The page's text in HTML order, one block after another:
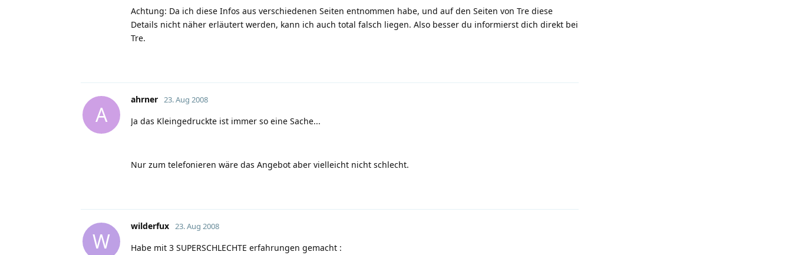
Achtung: Da ich diese Infos aus verschiedenen Seiten entnommen habe, und auf den Seiten von Tre diese
Details nicht näher erläutert werden, kann ich auch total falsch liegen. Also besser du informierst dich direkt bei
Tre.
A
ahrner 23. Aug 2008
Ja das Kleingedruckte ist immer so eine Sache...
Nur zum telefonieren wäre das Angebot aber vielleicht nicht schlecht.
W
wilderfux 23. Aug 2008
Habe mit 3 SUPERSCHLECHTE erfahrungen gemacht :